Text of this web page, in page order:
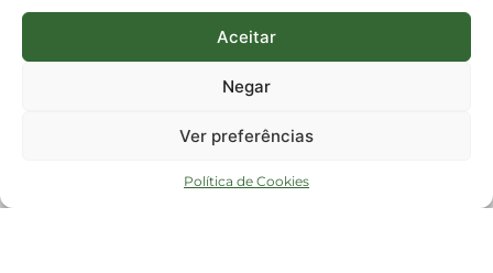
Aceitar
Negar
Ver preferências
Política de Cookies
Para assuntos relacionados à Plataforma
plataforma@fapesc.sc.gov.br
Jair Artur da Silva dpo@fapesc.sc.gov.br 3665-4831
km 01, Módulo 12A, Edifício Fapesc / Celta, 5° andar